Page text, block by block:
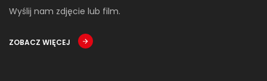
Wyślij nam zdjęcie lub film.
ZOBACZ WIĘCEJ